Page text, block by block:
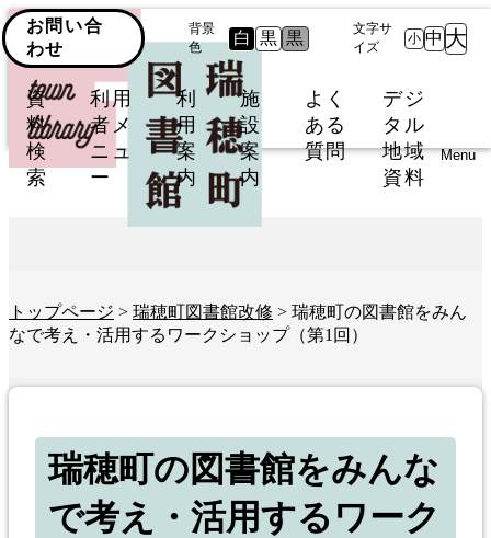
お問い合
わせ
背景
色
白 黒 黒
文字サ
イズ
小 中 大
資
料
検
索
利用
者メ
ニュ
ー
利
用
案
内
施
設
案
内
よく
ある
質問
デジ
タル
地域
資料
Menu
トップページ > 瑞穂町図書館改修 > 瑞穂町の図書館をみん
なで考え・活用するワークショップ（第1回）
瑞穂町の図書館をみんな
で考え・活用するワーク